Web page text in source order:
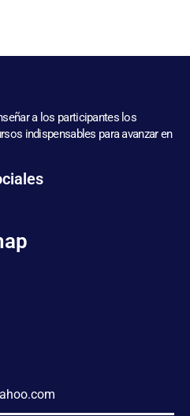
a los participantes los
indispensables para avanzar en